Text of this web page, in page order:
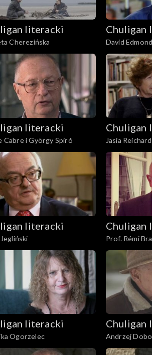
literacki
Cherezińska
Chuligan
David
literacki
Cabre i György Spiró
Chuligan
Jasia
literacki Chuligan
Prof. Rémi
literacki
Ogorzelec
Chuligan
Andrzej